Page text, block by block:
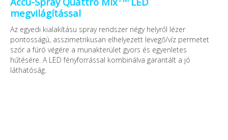
megvilágítással
Az egyedi kialakításu spray rendszer négy helyről lézer
pontosságú, asszimetrikusan elhelyezett levegő/víz permetet
szór a fúró végére a munakterület gyors és egyenletes
hűtésére. A LED fényforrással kombinálva garantált a jó
láthatóság.